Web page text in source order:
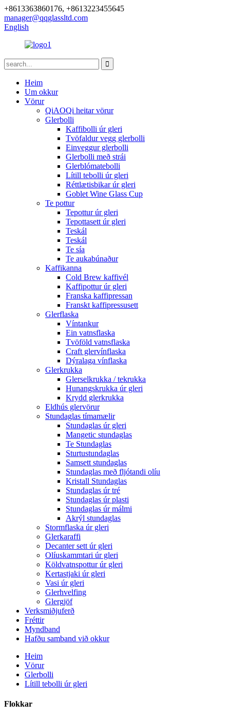
+8613363860176, +8613223455645
manager@qqglassltd.com
English
Heim
Um okkur
Vörur
QiAOQi heitar vörur
Glerbolli
Kaffibolli úr gleri
Tvöfaldur vegg glerbolli
Einveggur glerbolli
Glerbolli með strái
Glerblómatebolli
Lítill tebolli úr gleri
Réttlætisbikar úr gleri
Goblet Wine Glass Cup
Te pottur
Tepottur úr gleri
Tepottasett úr gleri
Teskál
Teskál
Te sía
Te aukabúnaður
Kaffikanna
Cold Brew kaffivél
Kaffipottur úr gleri
Franska kaffipressan
Franskt kaffipressusett
Glerflaska
Víntankur
Ein vatnsflaska
Tvöföld vatnsflaska
Craft glervínflaska
Dýralaga vínflaska
Glerkrukka
Glerselkrukka / tekrukka
Hunangskrukka úr gleri
Krydd glerkrukka
Eldhús glervörur
Stundaglas tímamælir
Stundaglas úr gleri
Mangetic stundaglas
Te Stundaglas
Sturtustundaglas
Samsett stundaglas
Stundaglas með fljótandi olíu
Kristall Stundaglas
Stundaglas úr tré
Stundaglas úr plasti
Stundaglas úr málmi
Akrýl stundaglas
Stormflaska úr gleri
Glerkaraffi
Decanter sett úr gleri
Olíuskammtari úr gleri
Köldvatnspottur úr gleri
Kertastjaki úr gleri
Vasi úr gleri
Glerhvelfing
Glergjöf
Verksmiðjuferð
Fréttir
Myndband
Hafðu samband við okkur
Heim
Vörur
Glerbolli
Lítill tebolli úr gleri
Flokkar